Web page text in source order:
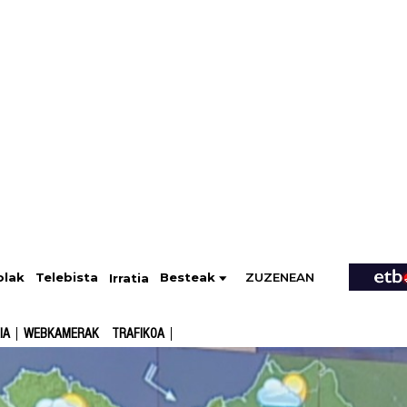
Telebista Irratia Besteak ZUZENEAN
WEBKAMERAK TRAFIKOA